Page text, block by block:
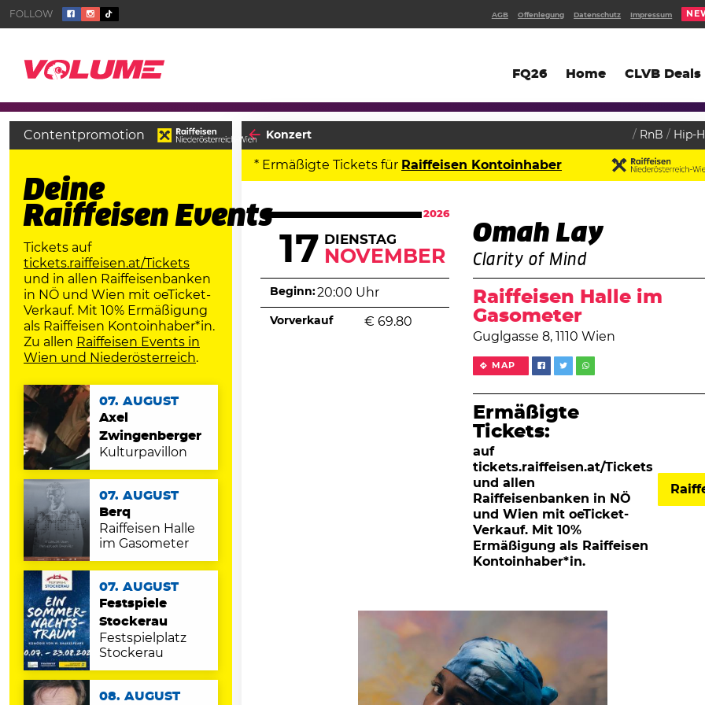
FQ26 Home CLVB Deals
AGB Offenlegung Datenschutz Impressum
Konzert RnB Hip-
* Ermäßigte Tickets für Raiffeisen Kontoinhaber
2026
17 DIENSTAG
NOVEMBER
Omah Lay
Clarity of Mind
Raiffeisen Halle im
Gasometer
Guglgasse 8, 1110 Wien
MAP
Ermäßigte
Tickets:
auf
tickets.raiffeisen.at/Tickets
und allen
Raiffeisenbanken in NÖ
und Wien mit oeTicket-
Verkauf. Mit 10%
Ermäßigung als Raiffeisen
Kontoinhaber*in.
Beginn:20:00 Uhr
Vorverkauf € 69.80
Contentpromotion
Deine
Raiffeisen Events
Tickets auf
tickets.raiffeisen.at/Tickets
und in allen Raiffeisenbanken
in NÖ und Wien mit oeTicket-
Verkauf. Mit 10% Ermäßigung
als Raiffeisen Kontoinhaber*in.
Zu allen Raiffeisen Events in
Wien und Niederösterreich.
07. AUGUST
Axel
Zwingenberger
Kulturpavillon
07. AUGUST
Berq
Raiffeisen Halle
im Gasometer
07. AUGUST
Festspiele
Stockerau
Festspielplatz
Stockerau
08. AUGUST